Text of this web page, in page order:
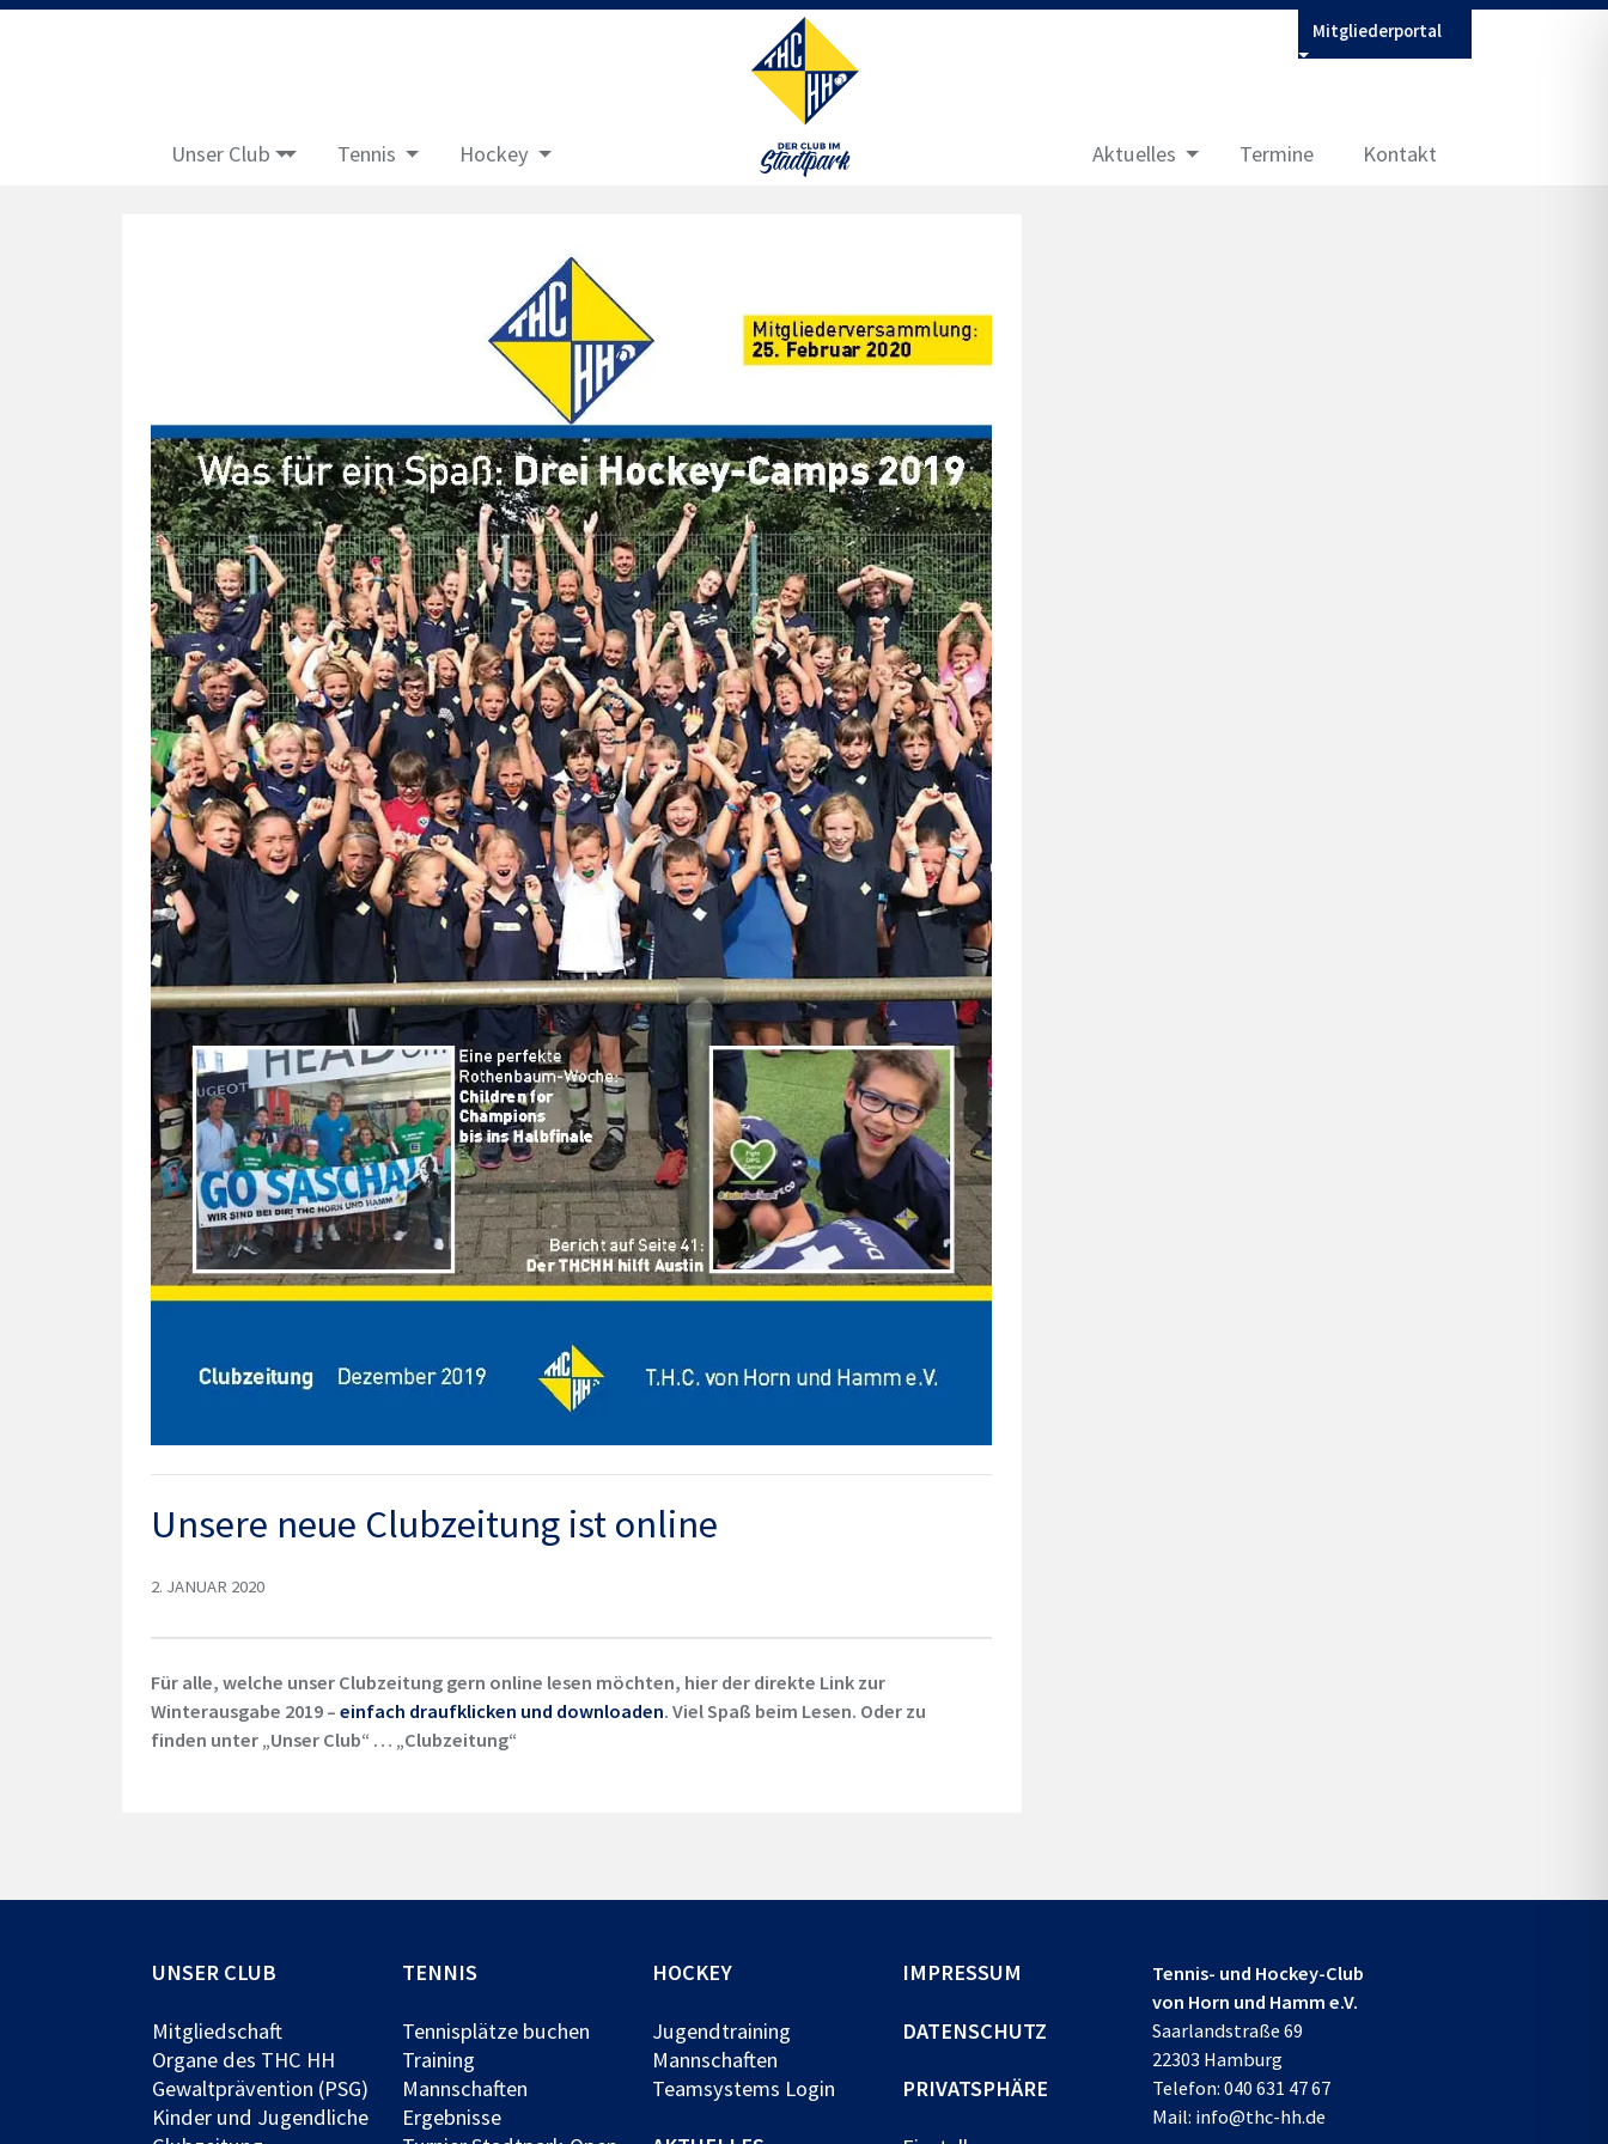
Unser Club Tennis Hockey
Mitgliederportal
Aktuelles Termine Kontakt
Unsere neue Clubzeitung ist online
2. JANUAR 2020
Für alle, welche unser Clubzeitung gern online lesen möchten, hier der direkte Link zur
Winterausgabe 2019 –einfach draufklicken und downloaden. Viel Spaß beim Lesen. Oder zu
finden unter „Unser Club“ … „Clubzeitung“
UNSER CLUB
Mitgliedschaft
Organe des THC HH
Gewaltprävention (PSG)
Kinder und Jugendliche
TENNIS
Tennisplätze buchen
Training
Mannschaften
Ergebnisse
HOCKEY
Jugendtraining
Mannschaften
Teamsystems Login
IMPRESSUM
DATENSCHUTZ
PRIVATSPHÄRE
Tennis- und Hockey-Club
von Horn und Hamm e.V.
Saarlandstraße 69
22303 Hamburg
Telefon:040 631 47 67
Mail: info@thc-hh.de